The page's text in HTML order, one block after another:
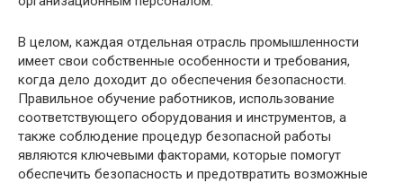
В целом, каждая отдельная отрасль промышленности
имеет свои собственные особенности и требования,
когда дело доходит до обеспечения безопасности.
Правильное обучение работников, использование
соответствующего оборудования и инструментов, а
также соблюдение процедур безопасной работы
являются ключевыми факторами, которые помогут
обеспечить безопасность и предотвратить возможные